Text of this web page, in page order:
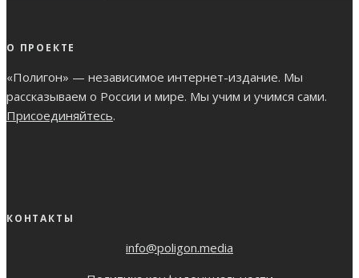
О ПРОЕКТЕ
«Полигон» — независимое интернет-издание. Мы
рассказываем о России и мире. Мы учим и учимся сами.
Присоединяйтесь.
КОНТАКТЫ
info@poligon.media